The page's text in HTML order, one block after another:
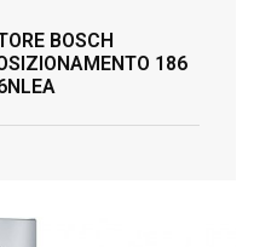
BOSCH
186